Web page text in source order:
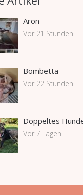
Aron
Vor 21 Stunden
Bombetta
Vor 22 Stunden
Doppeltes
Vor 7 Tagen